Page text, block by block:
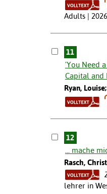
Adults | 2026
11
'You Need
Capital and
Ryan,
12
... mache
Rasch,
lehrer in